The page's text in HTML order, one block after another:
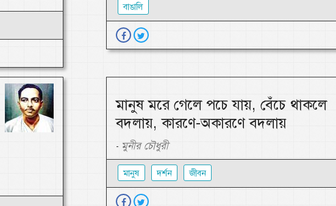
বাঙালি
মানুষ মরে গেলে পচে যায়, বেঁচে থাকলে
বদলায়, কারণে-অকারণে বদলায়
- মুনীর চৌধুরী
মানুষ দর্শন জীবন